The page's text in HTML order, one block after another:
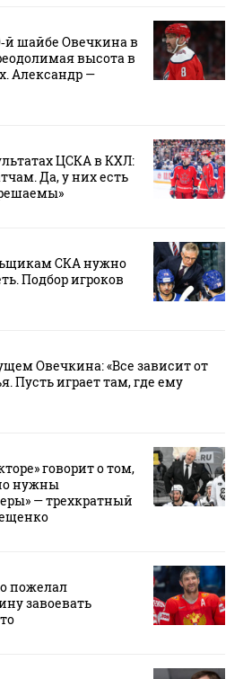
шайбе Овечкина в
высота в
Александр —
ЦСКА в КХЛ:
Да, у них есть
СКА нужно
Подбор игроков
Овечкина: «Все зависит от
Пусть играет там, где ему
говорит о том,
нужны
— трехкратный
пожелал
завоевать